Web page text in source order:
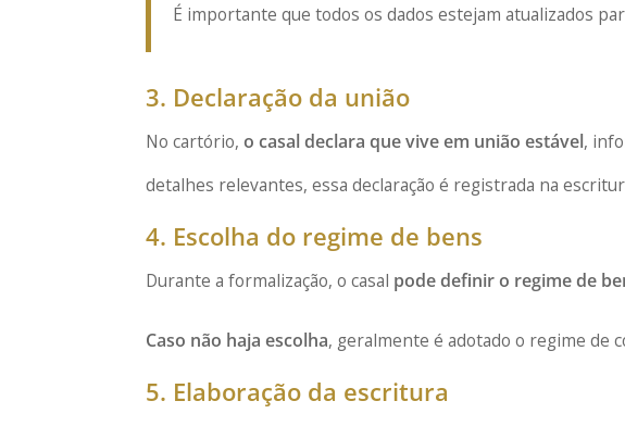
É importante que todos os dados estejam atualizados
3. Declaração da união
No cartório,o casal declara que vive em união estável,
detalhes relevantes, essa declaração é registrada na
4. Escolha do regime de bens
Durante a formalização, o casal pode definir o regime de
Caso não haja escolha, geralmente é adotado o regime de
5. Elaboração da escritura